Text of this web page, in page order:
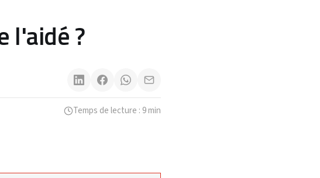
l'aidé ?
Temps de lecture : 9 min